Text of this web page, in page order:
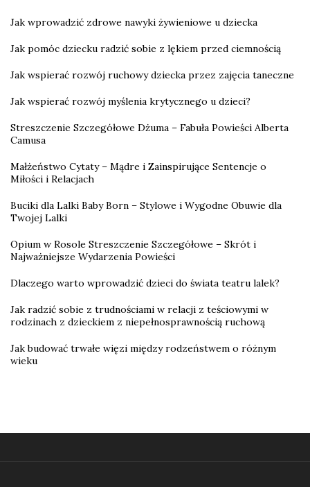
Jak wprowadzić zdrowe nawyki żywieniowe u dziecka
Jak pomóc dziecku radzić sobie z lękiem przed ciemnością
Jak wspierać rozwój ruchowy dziecka przez zajęcia taneczne
Jak wspierać rozwój myślenia krytycznego u dzieci?
Streszczenie Szczegółowe Dżuma – Fabuła Powieści Alberta
Camusa
Małżeństwo Cytaty – Mądre i Zainspirujące Sentencje o
Miłości i Relacjach
Buciki dla Lalki Baby Born – Stylowe i Wygodne Obuwie dla
Twojej Lalki
Opium w Rosole Streszczenie Szczegółowe – Skrót i
Najważniejsze Wydarzenia Powieści
Dlaczego warto wprowadzić dzieci do świata teatru lalek?
Jak radzić sobie z trudnościami w relacji z teściowymi w
rodzinach z dzieckiem z niepełnosprawnością ruchową
Jak budować trwałe więzi między rodzeństwem o różnym
wieku